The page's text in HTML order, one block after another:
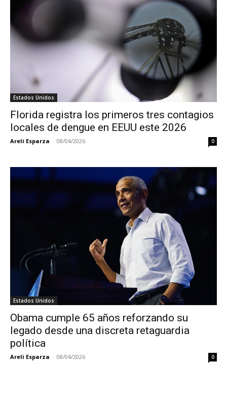
Estados Unidos
Florida registra los primeros tres contagios
locales de dengue en EEUU este 2026
Areli Esparza - 08/04/2026 0
Estados Unidos
Obama cumple 65 años reforzando su
legado desde una discreta retaguardia
política
Areli Esparza - 08/04/2026 0